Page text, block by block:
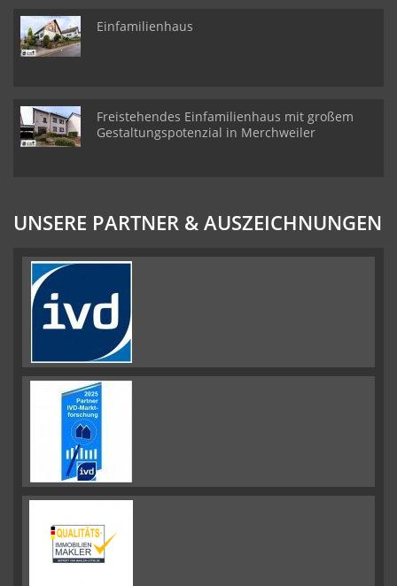
Einfamilienhaus
Freistehendes Einfamilienhaus mit großem
Gestaltungspotenzial in Merchweiler
UNSERE PARTNER & AUSZEICHNUNGEN